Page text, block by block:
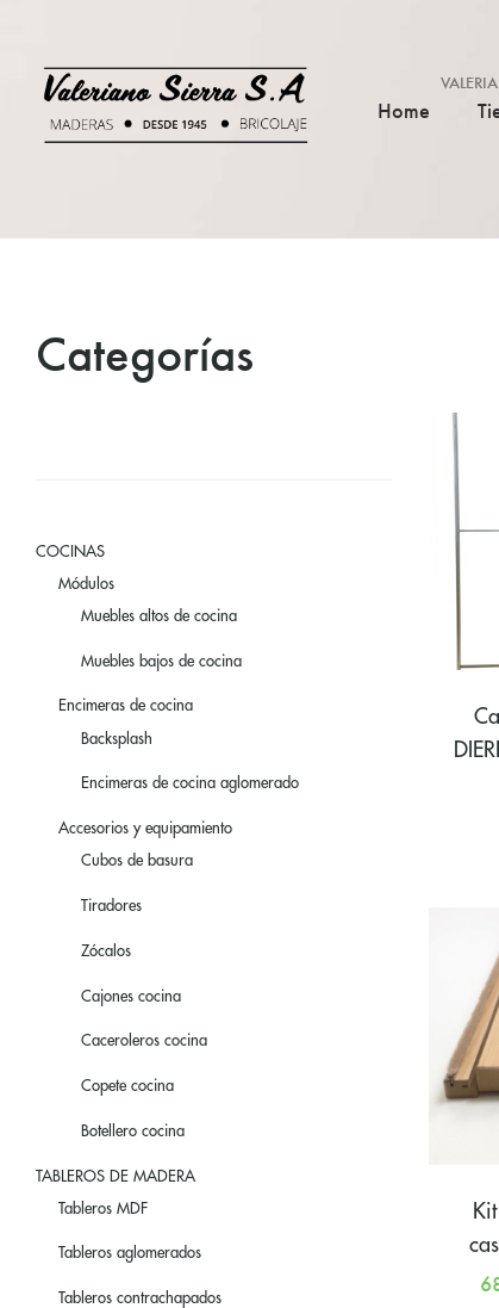
Home
Categorías
COCINAS
Módulos
Muebles altos de cocina
Muebles bajos de cocina
Encimeras de cocina
Backsplash
Encimeras de cocina aglomerado
Accesorios y equipamiento
Cubos de basura
Tiradores
Zócalos
Cajones cocina
Caceroleros cocina
Copete cocina
Botellero cocina
TABLEROS DE MADERA
Tableros MDF
Tableros aglomerados
Tableros contrachapados